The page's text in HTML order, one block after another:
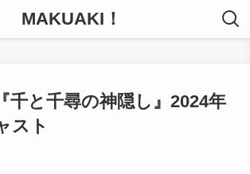
MAKUAKI！
千と千尋の神隠し』2024年
スト